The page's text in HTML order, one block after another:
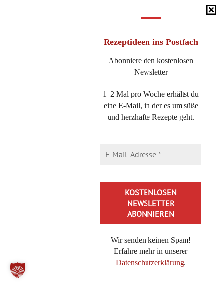
Rezeptideen ins Postfach
Abonniere den kostenlosen
Newsletter
1–2 Mal pro Woche erhältst du
eine E-Mail, in der es um süße
und herzhafte Rezepte geht.
Wir senden keinen Spam!
Erfahre mehr in unserer
Datenschutzerklärung.
NEUESTE BEITRÄGE
Brokkoli-Pasta mit Feta – ein 20-Minuten Nudelgericht
Bienenkaramell, schnelles Rezept für eine Honig-Nascherei
Cheeseburger-Pasta, in 20 Minuten lecker essen mit diesem
Rezept
Nuss-Zucchinikuchen: schnell, einfach und unglaublich
Orientalischer Zwiebelsalat: Sumach-Zwiebeln als Beilage
Tiramisubällchen als Dessert oder statt Kuchen am
Nachmittag
Minuten
Watteweiche Käsehörnchen ganz einfach selber backen